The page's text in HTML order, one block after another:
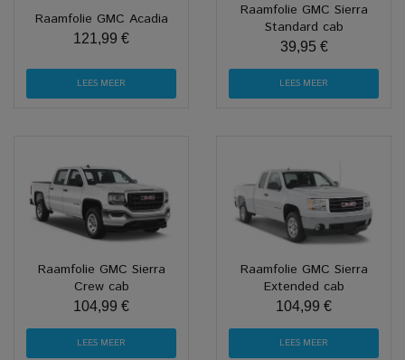
Raamfolie GMC Acadia
121,99 €
LEES MEER
Raamfolie GMC Sierra
Standard cab
39,95 €
LEES MEER
Raamfolie GMC Sierra
Crew cab
104,99 €
LEES MEER
Raamfolie GMC Sierra
Extended cab
104,99 €
LEES MEER